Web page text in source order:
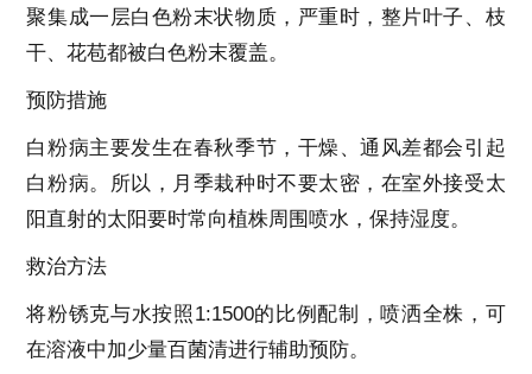
聚集成一层白色粉末状物质，严重时，整片叶子、枝
干、花苞都被白色粉末覆盖。
预防措施
白粉病主要发生在春秋季节，干燥、通风差都会引起
白粉病。所以，月季栽种时不要太密，在室外接受太
阳直射的太阳要时常向植株周围喷水，保持湿度。
救治方法
将粉锈克与水按照1:1500的比例配制，喷洒全株，可
在溶液中加少量百菌清进行辅助预防。